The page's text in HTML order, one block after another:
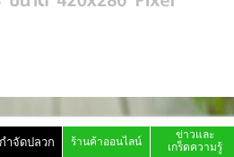
ำจัดปลวก ร้านค้าออนไลน์
ข่าวและ
เกร็ดความรู้